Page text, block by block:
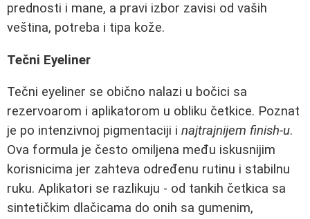
prednosti i mane, a pravi izbor zavisi od vaših
veština, potreba i tipa kože.
Tečni Eyeliner
Tečni eyeliner se obično nalazi u bočici sa
rezervoarom i aplikatorom u obliku četkice. Poznat
je po intenzivnoj pigmentaciji i najtrajnijem finish-u.
Ova formula je često omiljena među iskusnijim
korisnicima jer zahteva određenu rutinu i stabilnu
ruku. Aplikatori se razlikuju - od tankih četkica sa
sintetičkim dlačicama do onih sa gumenim,